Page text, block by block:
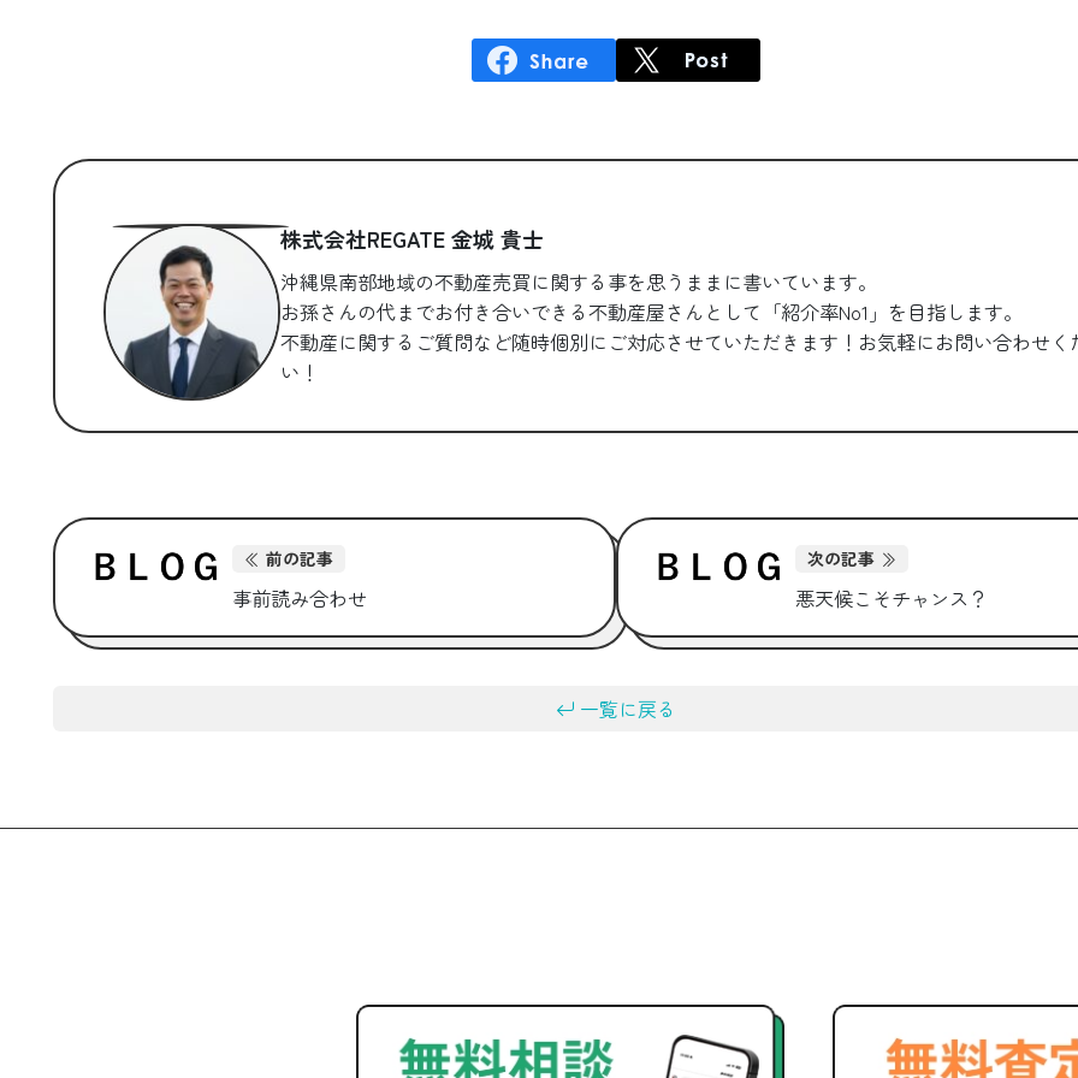
株式会社REGATE 金城 貴士
沖縄県南部地域の不動産売買に関する事を思うままに書いています。
お孫さんの代までお付き合いできる不動産屋さんとして「紹介率No1」を目指します。
不動産に関するご質問など随時個別にご対応させていただきます！お気軽にお問い合わせく
い！
前の記事
事前読み合わせ
次の記事
悪天候こそチャンス？
一覧に戻る